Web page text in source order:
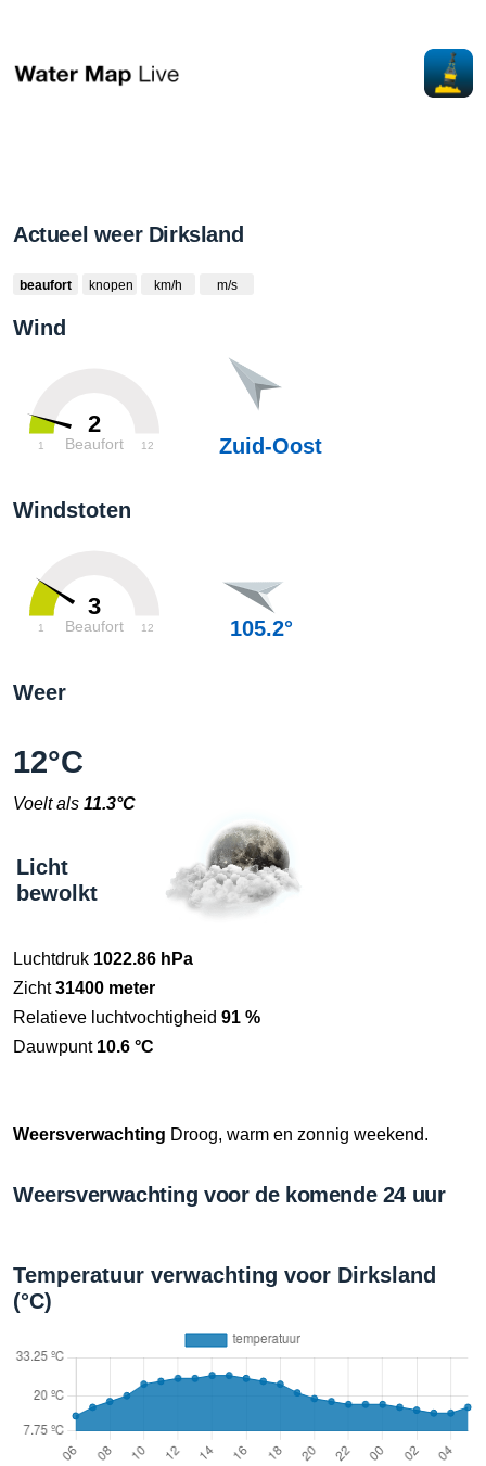
Actueel weer Dirksland
beaufort knopen km/h m/s
Wind
2
Beaufort
1 12 Zuid-Oost
Windstoten
3
Beaufort
1 12 105.2°
Weer
12°C
Voelt als 11.3°C
Licht
bewolkt
Luchtdruk 1022.86 hPa
Zicht31400 meter
Relatieve luchtvochtigheid 91 %
Dauwpunt 10.6 °C
Weersverwachting Droog, warm en zonnig weekend.
Weersverwachting voor de komende 24 uur
Temperatuur verwachting voor Dirksland
(°C)